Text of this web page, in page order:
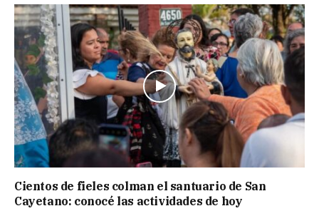
Cientos de fieles colman el santuario de San
Cayetano: conocé las actividades de hoy